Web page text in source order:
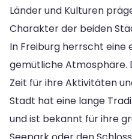
Länder und Kulturen
Charakter der beiden
In Freiburg herrscht eine
gemütliche Atmosphäre.
Zeit für ihre Aktivitäten
Stadt hat eine lange
und ist bekannt für ihre